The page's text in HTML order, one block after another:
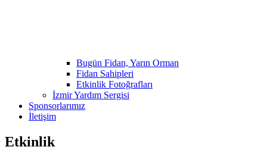
Bugün Fidan, Yarın Orman
Fidan Sahipleri
Etkinlik Fotoğrafları
İzmir Yardım Sergisi
Sponsorlarımız
İletişim
Etkinlik